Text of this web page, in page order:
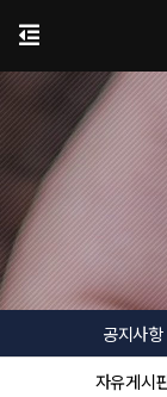
공지사항
자유게시